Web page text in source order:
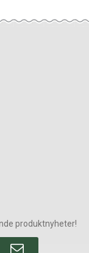
produktnyheter!